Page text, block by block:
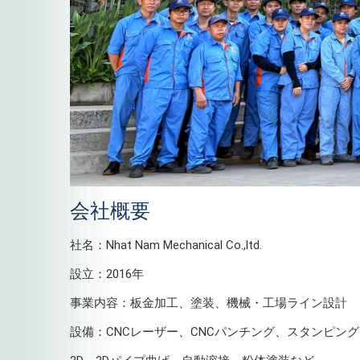
会社概要
社名：Nhat Nam Mechanical Co.,ltd.
設立：2016年
事業内容：板金加工、塗装、機械・工場ライン設計
設備：CNCレーザー、CNCパンチング、スタンピン